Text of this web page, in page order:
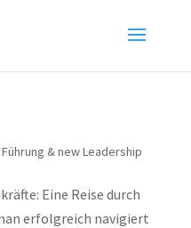
Führung & new Leadership
Eine Reise durch
erfolgreich navigiert